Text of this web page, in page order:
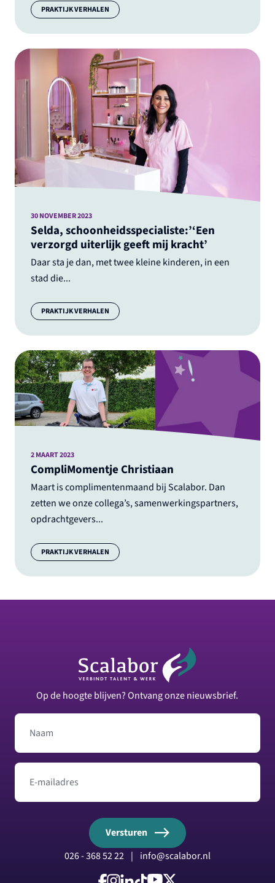
Categorie:
PRAKTIJK VERHALEN
Selda, schoonheidsspecialiste:’‘Een
verzorgd uiterlijk geeft mij kracht’
Daar sta je dan, met twee kleine kinderen, in een
stad die...
30 NOVEMBER 2023
Categorie:
PRAKTIJK VERHALEN
CompliMomentje Christiaan
Maart is complimentenmaand bij Scalabor. Dan
zetten we onze collega’s, samenwerkingspartners,
opdrachtgevers...
2 MAART 2023
Categorie:
PRAKTIJK VERHALEN
Op de hoogte blijven? Ontvang onze nieuwsbrief.
Naam
E-mailadres
Versturen
026 - 368 52 22 | info@scalabor.nl